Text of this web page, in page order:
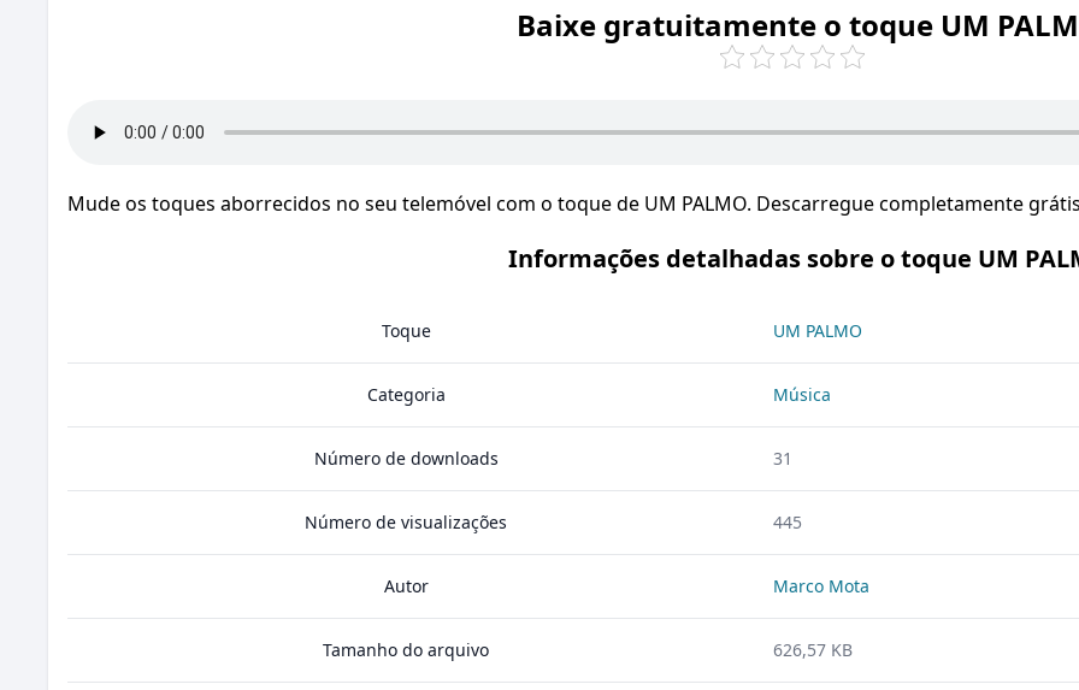
Baixe gratuitamente o toque UM
Mude os toques aborrecidos no seu telemóvel com o toque de UM PALMO. Descarregue completamente
Informações detalhadas sobre o toque UM
Toque UM PALMO
Categoria Música
Número de downloads 31
Número de visualizações 445
Autor Marco Mota
Tamanho do arquivo 626,57 KB